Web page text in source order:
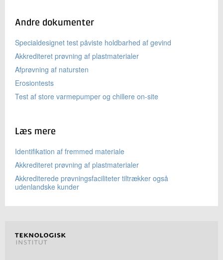
Andre dokumenter
Specialdesignet test påviste holdbarhed af gevind
Akkrediteret prøvning af plastmaterialer
Afprøvning af natursten
Erosiontests
Test af store varmepumper og chillere on-site
Læs mere
Identifikation af fremmed materiale
Akkrediteret prøvning af plastmaterialer
Akkrediterede prøvningsfaciliteter tiltrækker også
udenlandske kunder